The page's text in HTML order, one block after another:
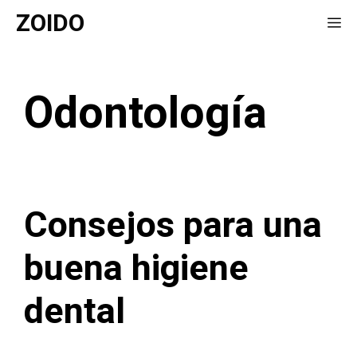
Saltar
ZOIDO
Odontología
Consejos para una
buena higiene
dental